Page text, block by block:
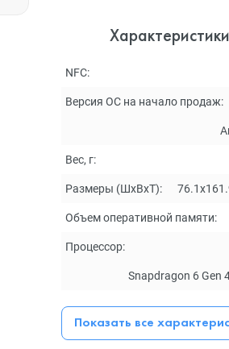
Характеристики
NFC:
Версия ОС на начало продаж:
Вес, г:
Размеры (ШxВxТ):
Объем оперативной памяти:
Процессор:
Snapdragon 6 Gen
Показать все